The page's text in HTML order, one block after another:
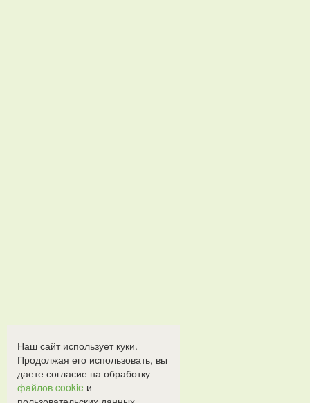
Наш сайт использует куки.
Продолжая его использовать, вы
даете согласие на обработку
файлов cookie и